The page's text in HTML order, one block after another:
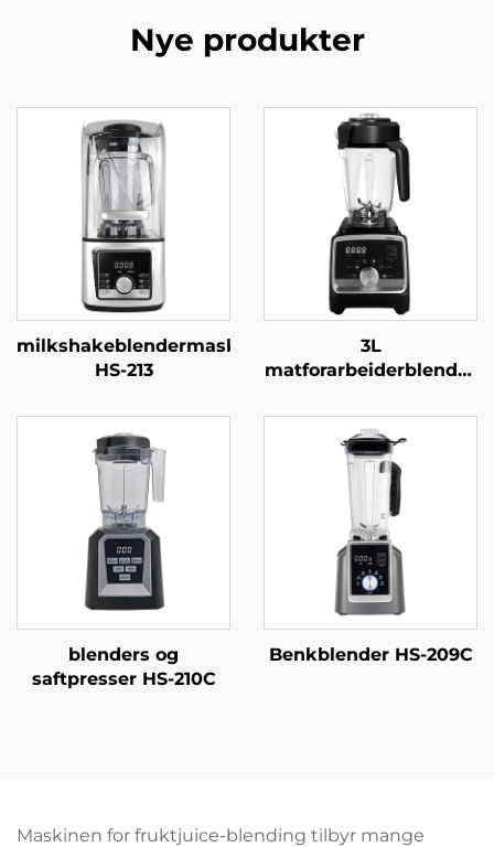
Nye produkter
milkshakeblendermaskin
HS-213
3L
matforarbeiderblender
blenders og
saftpresser HS-210C
Benkblender HS-209C
Maskinen for fruktjuice-blending tilbyr mange